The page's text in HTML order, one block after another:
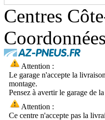
Centres
Coordonnées
Attention :
Le garage n'accepte la
montage.
Pensez à avertir le garage de
Attention :
Ce centre n'accepte pas la